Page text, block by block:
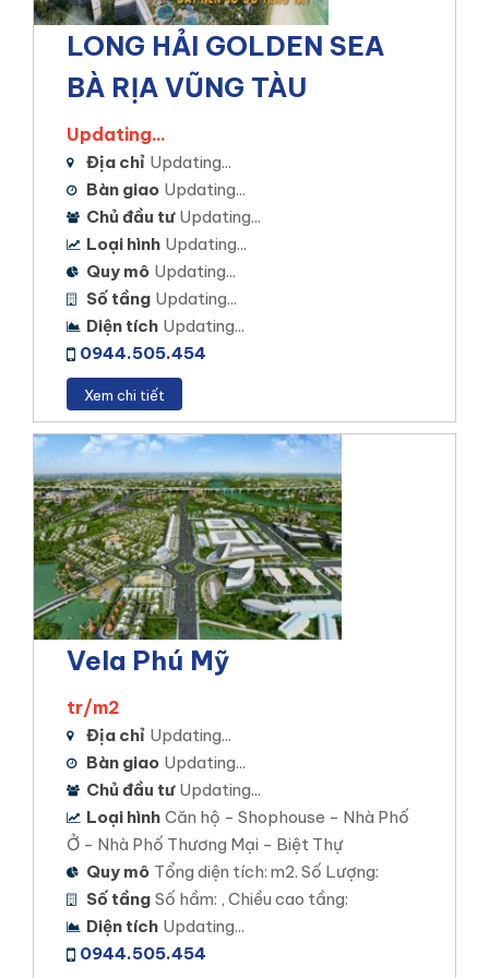
NHIỆT TÌNH – CHÍNH XÁC – CHUYÊN NGHIỆP
LONG HẢI GOLDEN SEA
BÀ RỊA VŨNG TÀU
Updating...
Địa chỉ Updating...
Bàn giao Updating...
Chủ đầu tư Updating...
Loại hình Updating...
Quy mô Updating...
Số tầng Updating...
Diện tích Updating...
0944.505.454
Xem chi tiết
Vela Phú Mỹ
tr/m2
Địa chỉ Updating...
Bàn giao Updating...
Chủ đầu tư Updating...
Loại hình Căn hộ - Shophouse - Nhà Phố
Ở - Nhà Phố Thương Mại - Biệt Thự
Quy mô Tổng diện tích: m2. Số Lượng:
Số tầng Số hầm: , Chiều cao tầng:
Diện tích Updating...
0944.505.454